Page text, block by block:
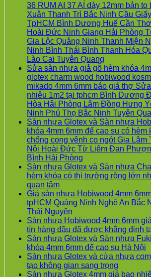
36 RUM AI 37 AI dày 12mm bản to
Xuân Thanh Trì Bắc Ninh Cầu
TpHCM Bình Dương Huế Cần
Hoài Đức Ninh Giang Hải Phòng
Gia Lộc Quảng Ninh Thanh Miện
Ninh Bình Thái Bình Thanh Hóa
Lào Cai Tuyên Quang
có
bình
luận
ở
Sàn
gỗ
AURUM
Floor
Báo
giá
gỗ
AURUM
nhập
khẩu
RUM
14
AI
15
AI
13
RUM
Sửa sàn nhựa giả gỗ hèm khóa
glotex charm wood hobiwood
mikado 4mm 6mm báo giá thợ
nhiêu 1m2 tại tphcm Bình Dương
Hòa Hải Phòng Lâm Đồng Hưng
Ninh Phú Thọ Bắc Ninh Tuyên
Sàn nhựa Glotex và Sàn nhựa
khóa 4mm 6mm đế cao su có hèm
chống cong vênh co ngót Gia Lâm
Nội Hoài Đức Từ Liêm Đan
Bình Hải Phòng
có
bình
ở
Sàn
Glotex
và
Sàn
nhựa
Hobiwood
giả
gỗ
Sàn nhựa Glotex và Sàn nhựa
hèm khóa có thị trường rộng lớn
quan tâmKhông
có
bình
luận
ở
Sàn
nhựa
Glotex
và
Sàn
nhựa
Giá sàn nhựa Hobiwood 4mm
tpHCM Quảng Ninh Nghệ An Bắc
Thái Nguyên
có
bình
luận
ở
Giá
sàn
nhựa
Sàn nhựa Hobiwood 4mm 6mm
tín hàng đầu đã được khẳng định
Sàn nhựa Glotex và Sàn nhựa
khóa 4mm 6mm đế cao su Hà Nội
Sàn nhựa Glotex và cửa nhựa
tạo không gian sang trọng
có
Sàn nhựa Glotex 4mm giá bao